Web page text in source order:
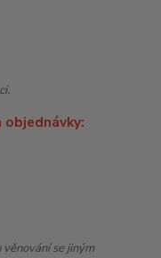
se jiným